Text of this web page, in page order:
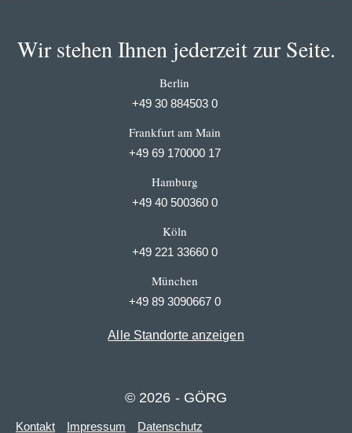
Wir stehen Ihnen jederzeit zur Seite.
Berlin
+49 30 884503 0
Frankfurt am Main
+49 69 170000 17
Hamburg
+49 40 500360 0
Köln
+49 221 33660 0
München
+49 89 3090667 0
Alle Standorte anzeigen
© 2026 - GÖRG
Kontakt Impressum Datenschutz